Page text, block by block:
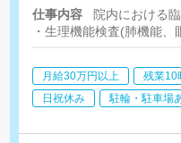
仕事内容
院内における
・生理機能検査(肺機能、
・健診業務、PSG
月給30万円以上 残業10
日祝休み
駐輪・駐車場